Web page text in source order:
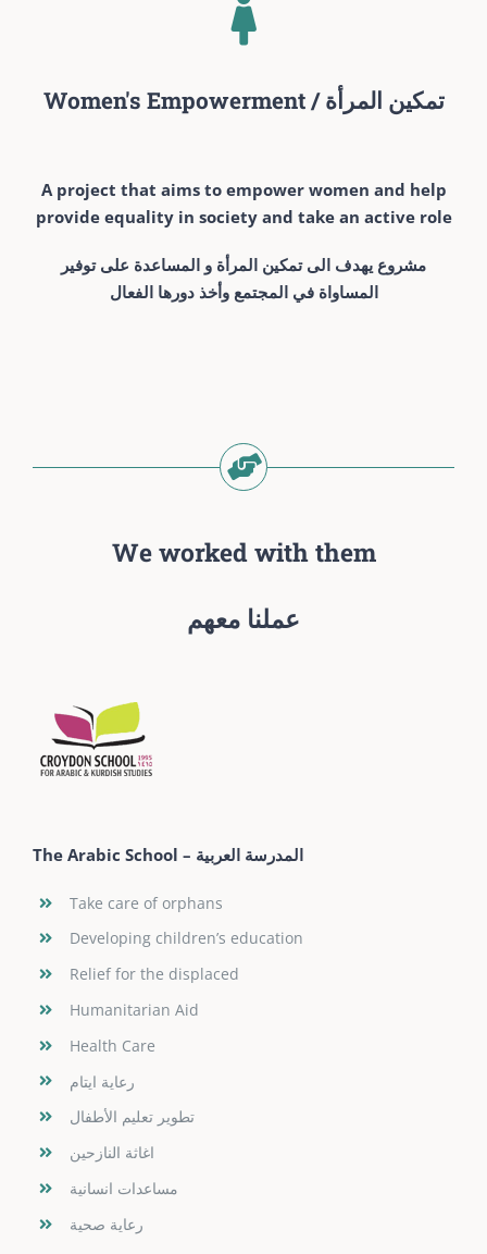
Women's Empowerment / تمكين المرأة
A project that aims to empower women and help
provide equality in society and take an active role
مشروع يهدف الى تمكين المرأة و المساعدة على توفير
المساواة في المجتمع وأخذ دورها الفعال
We worked with them
عملنا معهم
The Arabic School – المدرسة العربية
Take care of orphans
Developing children’s education
Relief for the displaced
Humanitarian Aid
Health Care
رعاية ايتام
تطوير تعليم الأطفال
اغاثة النازحين
مساعدات انسانية
رعاية صحية